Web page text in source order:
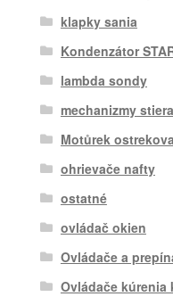
klapky sania
Kondenzátor
lambda sondy
mechanizmy
Motůrek
ohrievače nafty
ostatné
ovládač okien
Ovládače a
Ovládače kúrenia